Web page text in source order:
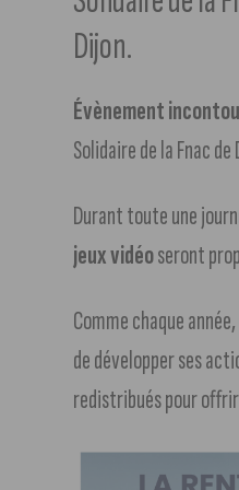
Dijon.
Évènement
Solidaire de la Fnac
Durant toute une
jeux vidéoseront
Comme chaque année,
de développer ses
redistribués pour offrir